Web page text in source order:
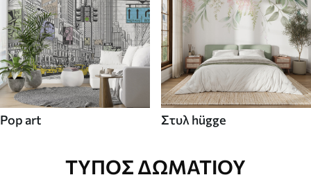
Pop art Στυλ hügge
ΤΎΠΟΣ ΔΩΜΑΤΊΟΥ